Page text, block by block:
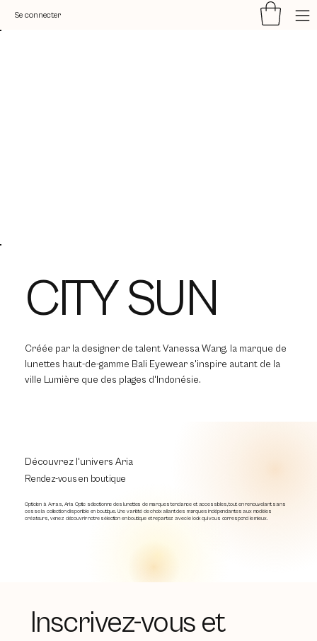
Se connecter
CITY SUN
Créée par la designer de talent Vanessa Wang, la marque de
lunettes haut-de-gamme Bali Eyewear s'inspire autant de la
ville Lumière que des plages d'Indonésie.
Rendez-vous en boutique
Découvrez l'univers Aria
Opticien à Arras, Aria Optic sélectionne des lunettes de marques tendance et accessibles, tout en renouvelant sans
cesse la collection disponible en boutique. Une variété de choix allant des marques indépendantes aux modèles
créateurs, venez découvrir notre sélection en boutique et repartez avec le look qui vous correspond le mieux.
Inscrivez-vous et